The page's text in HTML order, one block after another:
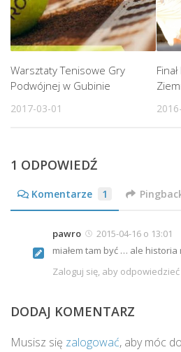
Warsztaty Tenisowe Gry
Podwójnej w Gubinie
2017-03-01
1 ODPOWIEDŹ
Komentarze 1
pawro
2015-04-16 o 13:01
miałem tam być … ale
Zaloguj się, aby odpowiedzieć
DODAJ KOMENTARZ
Musisz się zalogować, aby móc